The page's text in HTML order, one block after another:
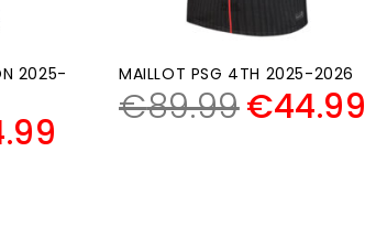
2025-
MAILLOT PSG 4TH 2025-2026
€89.99€44.99